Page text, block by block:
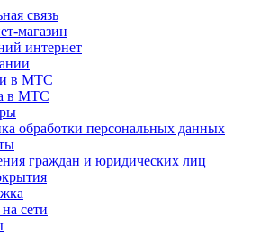
связь
магазин
интернет
в МТС
в МТС
обработки персональных данных
граждан и юридических лиц
сети